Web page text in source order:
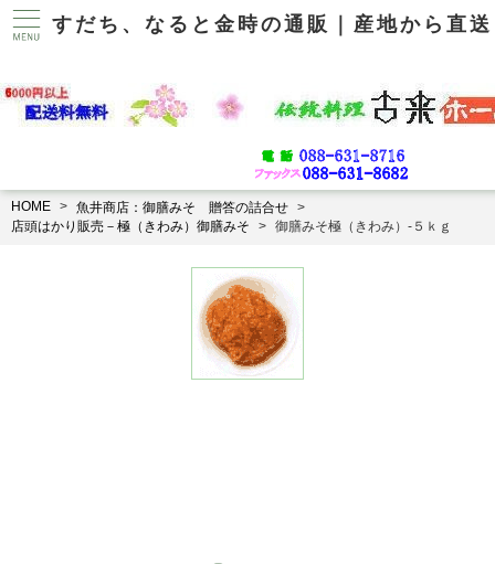
すだち、なると金時の通販｜産地から直
HOME
魚井商店：御膳みそ 贈答の詰合せ
店頭はかり販売－極（きわみ）御膳みそ
御膳みそ極（きわみ）-５ｋｇ